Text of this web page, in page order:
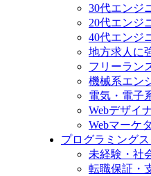
30代エンジ
20代エンジ
40代エンジ
地方求人に
フリーラン
機械系エン
電気・電子
Webデザイ
Webマーケ
プログラミング
未経験・社
転職保証・